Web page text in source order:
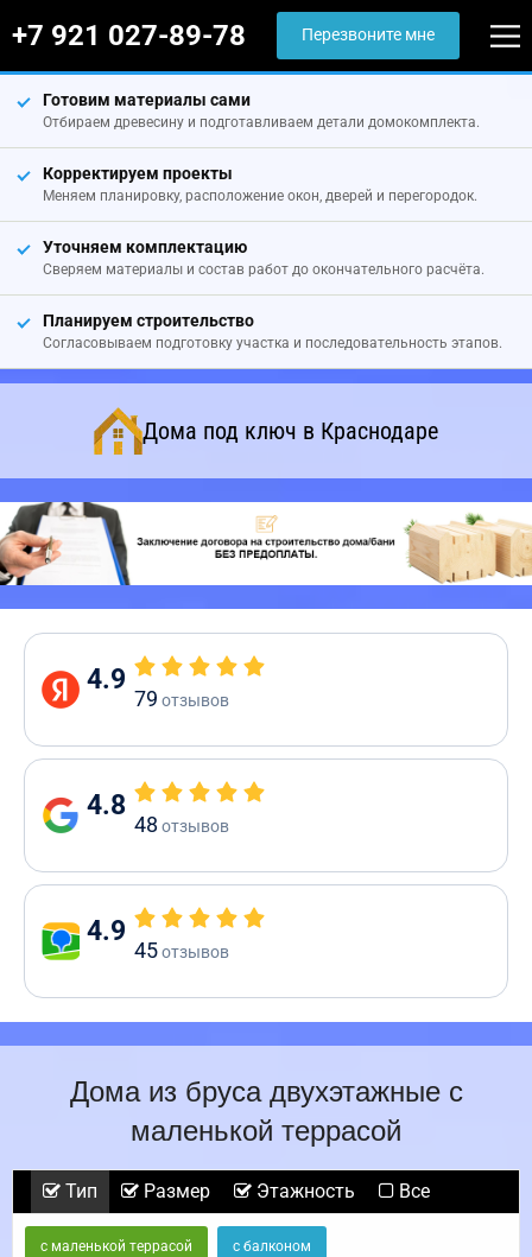
+7 921 027-89-78 Перезвоните мне
Готовим материалы сами
Отбираем древесину и подготавливаем детали домокомплекта.
Корректируем проекты
Меняем планировку, расположение окон, дверей и перегородок.
Уточняем комплектацию
Сверяем материалы и состав работ до окончательного расчёта.
Планируем строительство
Согласовываем подготовку участка и последовательность этапов.
Дома под ключ в Краснодаре
4.9
79 отзывов
4.8
48 отзывов
4.9
45отзывов
Дома из бруса двухэтажные с
маленькой террасой
Тип Размер Этажность Все
с маленькой террасой с балконом